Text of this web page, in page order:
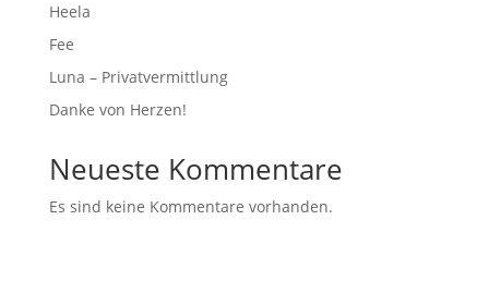
Heela
Fee
Luna – Privatvermittlung
Danke von Herzen!
Neueste Kommentare
Es sind keine Kommentare vorhanden.